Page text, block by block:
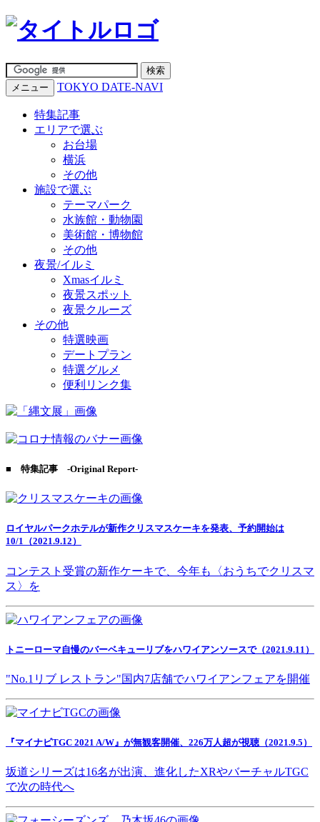
メニュー TOKYO DATE-NAVI
特集記事
エリアで選ぶ
お台場
横浜
その他
施設で選ぶ
テーマパーク
水族館・動物園
美術館・博物館
その他
夜景/イルミ
Xmasイルミ
夜景スポット
夜景クルーズ
その他
特選映画
デートプラン
特選グルメ
便利リンク集
■ 特集記事 -Original Report-
ロイヤルパークホテルが新作クリスマスケーキを発表、予約開始は
10/1（2021.9.12）
コンテスト受賞の新作ケーキで、今年も〈おうちでクリスマ
ス〉を
トニーローマ自慢のバーベキューリブをハワイアンソースで（2021.9.11）
"No.1リブ レストラン"国内7店舗でハワイアンフェアを開催
『マイナビTGC 2021 A/W』が無観客開催、226万人超が視聴（2021.9.5）
坂道シリーズは16名が出演、進化したXRやバーチャルTGC
で次の時代へ